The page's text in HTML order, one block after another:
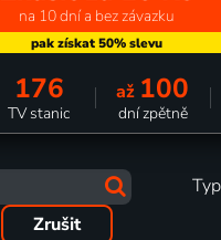
na 10 dní a bez závazku
176
TV stanic
až 100
dní zpětně
Zrušit